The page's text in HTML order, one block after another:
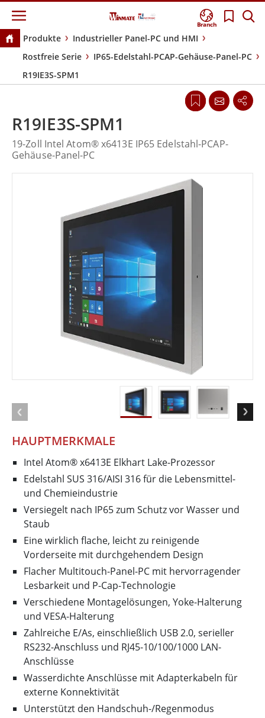
Branch
Produkte
Industrieller Panel-PC und HMI
Rostfreie Serie
IP65-Edelstahl-PCAP-Gehäuse-Panel-PC
R19IE3S-SPM1
HAUPTMERKMALE
Intel Atom® x6413E Elkhart Lake-Prozessor
Edelstahl SUS 316/AISI 316 für die Lebensmittel-
und Chemieindustrie
Versiegelt nach IP65 zum Schutz vor Wasser und
Staub
Eine wirklich flache, leicht zu reinigende
Vorderseite mit durchgehendem Design
Flacher Multitouch-Panel-PC mit hervorragender
Lesbarkeit und P-Cap-Technologie
Verschiedene Montagelösungen, Yoke-Halterung
und VESA-Halterung
Zahlreiche E/As, einschließlich USB 2.0, serieller
RS232-Anschluss und RJ45-10/100/1000 LAN-
Anschlüsse
Wasserdichte Anschlüsse mit Adapterkabeln für
externe Konnektivität
Unterstützt den Handschuh-/Regenmodus
R19IE3S-SPM1
19-Zoll Intel Atom® x6413E IP65 Edelstahl-PCAP-
Gehäuse-Panel-PC